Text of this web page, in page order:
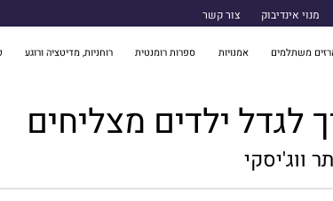
מנוי אינדיבוק צור קשר
משתלמים אמנויות ספרות רומנטית רוחניות, מדיטציה ורוגע
לגדל ילדים מצליחים
ווג'יסקי